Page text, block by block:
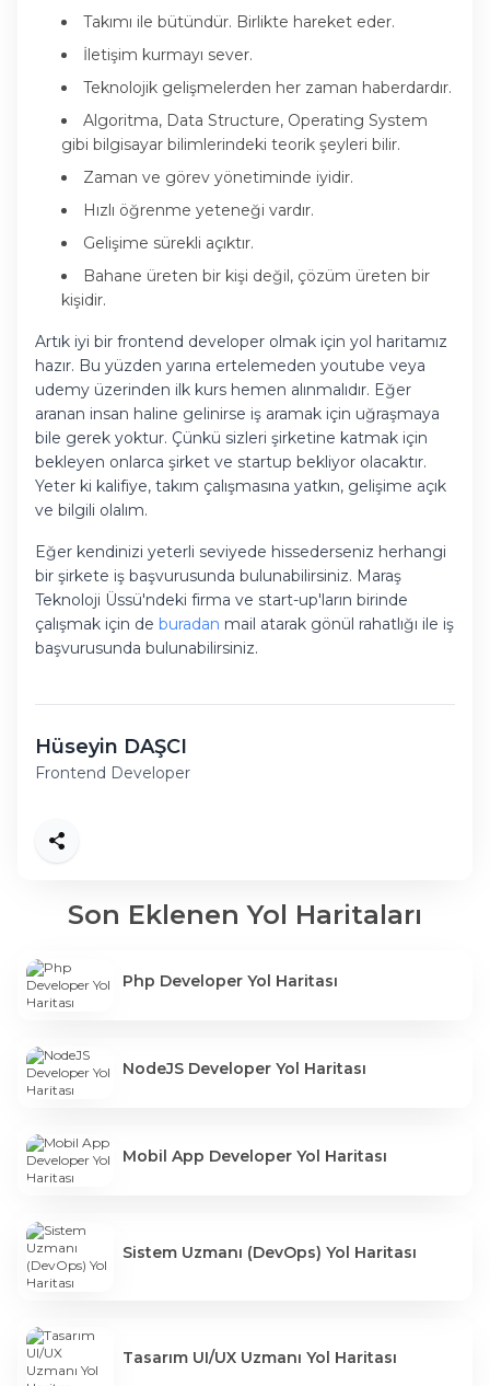
Takımı ile bütündür. Birlikte hareket eder.
İletişim kurmayı sever.
Teknolojik gelişmelerden her zaman haberdardır.
Algoritma, Data Structure, Operating System
gibi bilgisayar bilimlerindeki teorik şeyleri bilir.
Zaman ve görev yönetiminde iyidir.
Hızlı öğrenme yeteneği vardır.
Gelişime sürekli açıktır.
Bahane üreten bir kişi değil, çözüm üreten bir
kişidir.
Artık iyi bir frontend developer olmak için yol haritamız
hazır. Bu yüzden yarına ertelemeden youtube veya
udemy üzerinden ilk kurs hemen alınmalıdır. Eğer
aranan insan haline gelinirse iş aramak için uğraşmaya
bile gerek yoktur. Çünkü sizleri şirketine katmak için
bekleyen onlarca şirket ve startup bekliyor olacaktır.
Yeter ki kalifiye, takım çalışmasına yatkın, gelişime açık
ve bilgili olalım.
Eğer kendinizi yeterli seviyede hissederseniz herhangi
bir şirkete iş başvurusunda bulunabilirsiniz. Maraş
Teknoloji Üssü'ndeki firma ve start-up'ların birinde
çalışmak için de buradan mail atarak gönül rahatlığı ile iş
başvurusunda bulunabilirsiniz.
Hüseyin DAŞCI
Frontend Developer
Paylaş
Son Eklenen Yol Haritaları
Tasarım UI/UX Uzmanı Yol Haritası
Sistem Uzmanı (DevOps) Yol Haritası
Mobil App Developer Yol Haritası
NodeJS Developer Yol Haritası
Php Developer Yol Haritası